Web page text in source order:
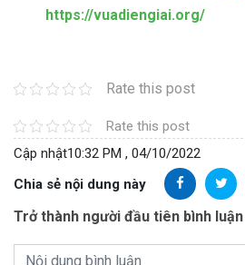
https://vuadiengiai.org/
Rate this post
Rate this post
Cập nhật10:32 PM , 04/10/2022
Chia sẻ nội dung này
Trở thành người đầu tiên bình